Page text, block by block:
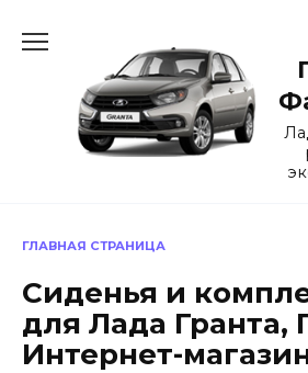
содержанию
ГЛАВНАЯ СТРАНИЦА
Сиденья и
для Лада Гранта,
Интернет-